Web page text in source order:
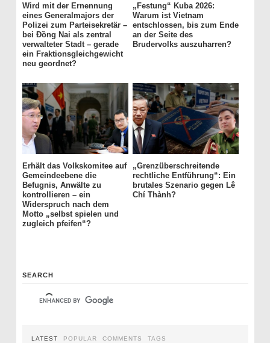
Wird mit der Ernennung
eines Generalmajors der
Polizei zum Parteisekretär –
bei Đồng Nai als zentral
verwalteter Stadt – gerade
ein Fraktionsgleichgewicht
neu geordnet?
„Festung“ Kuba 2026:
Warum ist Vietnam
entschlossen, bis zum Ende
an der Seite des
Brudervolks auszuharren?
Erhält das Volkskomitee auf
Gemeindeebene die
Befugnis, Anwälte zu
kontrollieren – ein
Widerspruch nach dem
Motto „selbst spielen und
zugleich pfeifen“?
„Grenzüberschreitende
rechtliche Entführung“: Ein
brutales Szenario gegen Lê
Chí Thành?
SEARCH
LATEST POPULAR COMMENTS TAGS